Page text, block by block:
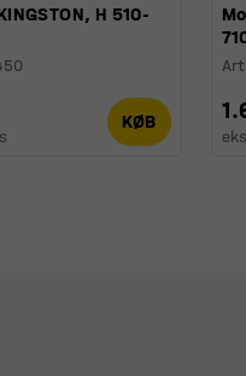
H 510-
KØB